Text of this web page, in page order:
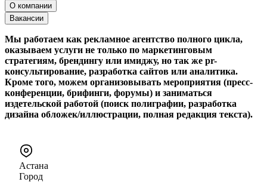
О компании
Вакансии
Мы работаем как рекламное агентство полного цикла,
оказываем услуги не только по маркетинговым
стратегиям, брендингу или имиджу, но так же pr-
консультирование, разработка сайтов или аналитика.
Кроме того, можем организовывать мероприятия (пресс-
конференции, брифинги, форумы) и заниматься
издетельской работой (поиск полиграфии, разработка
дизайна обложек/иллюстрации, полная редакция текста).
Астана
Город